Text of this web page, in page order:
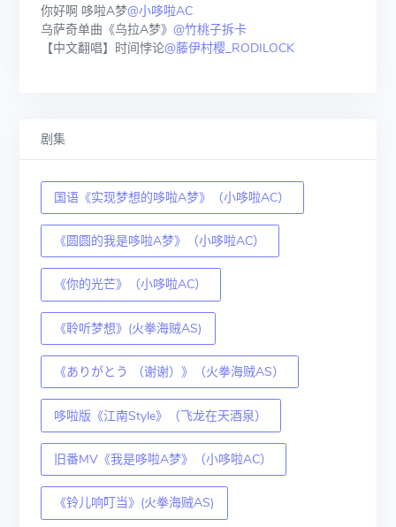
你好啊 哆啦A梦@小哆啦AC
乌萨奇单曲《乌拉A梦》 @竹桃子拆卡
【中文翻唱】时间悖论@藤伊村樱_RODILOCK
剧集
国语《实现梦想的哆啦A梦》（小哆啦AC）
《圆圆的我是哆啦A梦》（小哆啦AC）
《你的光芒》（小哆啦AC）
《聆听梦想》(火拳海贼AS)
《ありがとう （谢谢）》（火拳海贼AS）
哆啦版《江南Style》（飞龙在天酒泉）
旧番MV《我是哆啦A梦》（小哆啦AC）
《铃儿响叮当》(火拳海贼AS)